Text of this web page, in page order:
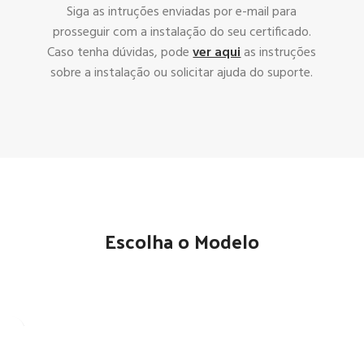
Siga as intruções enviadas por e-mail para
prosseguir com a instalação do seu certificado.
Caso tenha dúvidas, podever aquias instruções
sobre a instalação ou solicitar ajuda do suporte.
Escolha o Modelo